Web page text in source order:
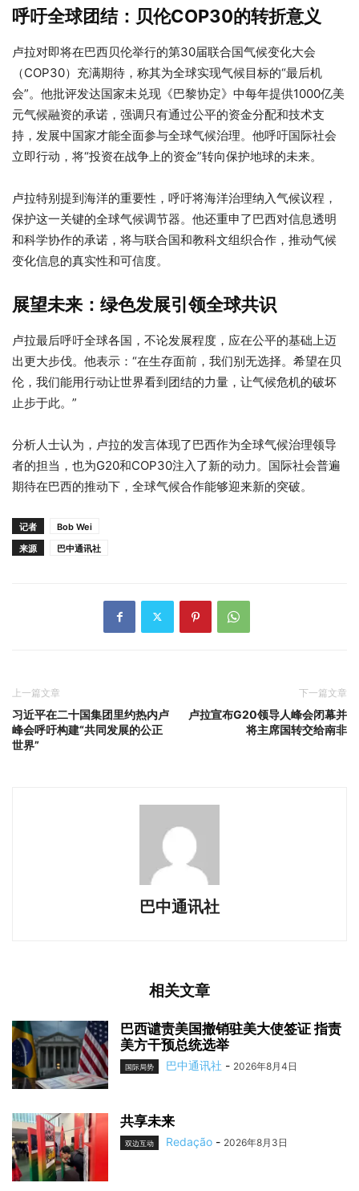
呼吁全球团结：贝伦COP30的转折意义
卢拉对即将在巴西贝伦举行的第30届联合国气候变化大会
（COP30）充满期待，称其为全球实现气候目标的“最后机
会”。他批评发达国家未兑现《巴黎协定》中每年提供1000亿美
元气候融资的承诺，强调只有通过公平的资金分配和技术支
持，发展中国家才能全面参与全球气候治理。他呼吁国际社会
立即行动，将“投资在战争上的资金”转向保护地球的未来。
卢拉特别提到海洋的重要性，呼吁将海洋治理纳入气候议程，
保护这一关键的全球气候调节器。他还重申了巴西对信息透明
和科学协作的承诺，将与联合国和教科文组织合作，推动气候
变化信息的真实性和可信度。
展望未来：绿色发展引领全球共识
卢拉最后呼吁全球各国，不论发展程度，应在公平的基础上迈
出更大步伐。他表示：“在生存面前，我们别无选择。希望在贝
伦，我们能用行动让世界看到团结的力量，让气候危机的破坏
止步于此。”
分析人士认为，卢拉的发言体现了巴西作为全球气候治理领导
者的担当，也为G20和COP30注入了新的动力。国际社会普遍
期待在巴西的推动下，全球气候合作能够迎来新的突破。
记者
Bob Wei
来源
巴中通讯社
上一篇文章
习近平在二十国集团里约热内卢
峰会呼吁构建“共同发展的公正
世界”
下一篇文章
卢拉宣布G20领导人峰会闭幕并
将主席国转交给南非
巴中通讯社
相关文章
巴西谴责美国撤销驻美大使签证 指责
美方干预总统选举
国际局势 巴中通讯社 - 2026年8月4日
共享未来
双边互动 Redação - 2026年8月3日